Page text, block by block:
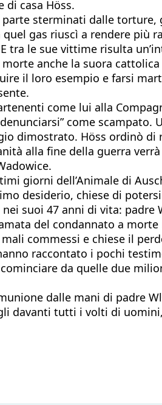
di casa Höss.
sterminati dalle
gas riuscì a rendere più
tra le sue vittime risulta
anche la suora
il loro esempio e farsi
come lui alla
come scampato.
dimostrato. Höss ordinò di
alla fine della guerra
giorni dell’Animale di
desiderio, chiese di
suoi 47 anni di vita:
del condannato a
commessi e chiese il
raccontato i pochi
da quelle due
dalle mani di padre
davanti tutti i volti di